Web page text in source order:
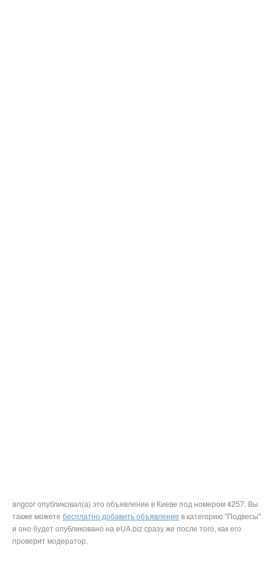
angcor опубликовал(а) это объявление в Киеве под номером 4257. Вы
также можете бесплатно добавить объявление в категорию "Подвесы"
и оно будет опубликовано на eUA.biz сразу же после того, как его
проверит модератор.